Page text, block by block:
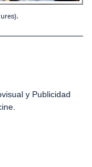
y Publicidad